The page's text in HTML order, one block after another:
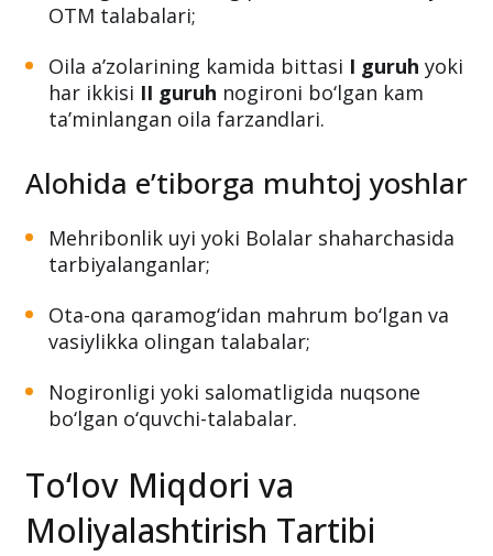
OTM talabalari;
Oila a’zolarining kamida bittasi I guruh yoki
har ikkisi II guruh nogironi bo‘lgan kam
ta’minlangan oila farzandlari.
Alohida e’tiborga muhtoj yoshlar
Mehribonlik uyi yoki Bolalar shaharchasida
tarbiyalanganlar;
Ota-ona qaramog‘idan mahrum bo‘lgan va
vasiylikka olingan talabalar;
Nogironligi yoki salomatligida nuqsone
bo‘lgan o‘quvchi-talabalar.
To‘lov Miqdori va
Moliyalashtirish Tartibi